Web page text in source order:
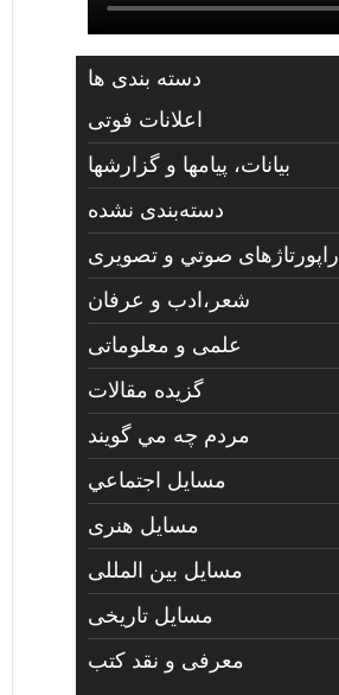
دسته بندی ها
اعلانات فوتی
بیانات، پیامها و گزارشها
دسته‌بندی نشده
راپورتاژهای صوتي و تصويری
شعر،ادب و عرفان
علمی و معلوماتی
گزیده مقالات
مردم چه مي گويند
مسايل اجتماعي
مسايل هنری
مسایل بین المللی
مسایل تاریخی
معرفی و نقد کتب